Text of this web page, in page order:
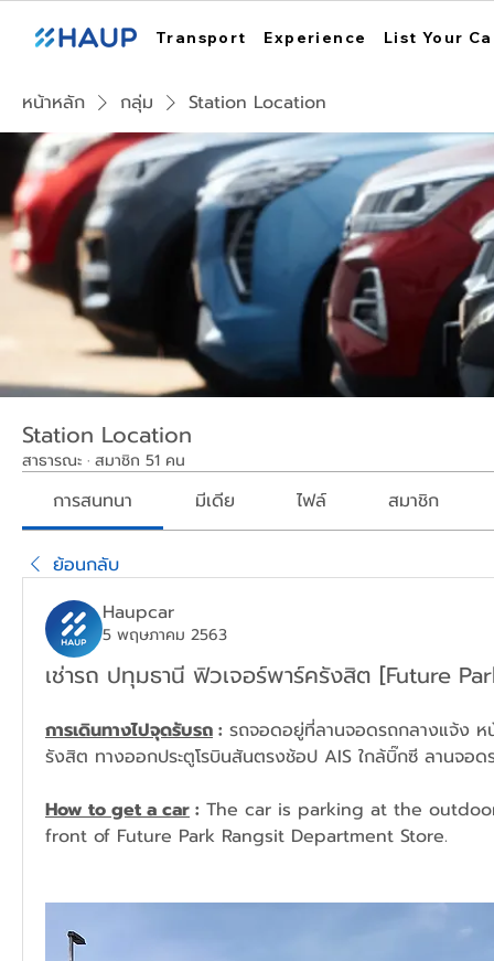
Transport Experience List Your
หน้าหลัก กลุ่ม Station Location
Station Location
สาธารณะ · สมาชิก 51 คน
การสนทนา มีเดีย ไฟล์ สมาชิก
ย้อนกลับ
Haupcar
5 พฤษภาคม 2563
เช่ารถ ปทุมธานี ฟิวเจอร์พาร์ครังสิต [Future
การเดินทางไปจุดรับรถ : รถจอดอยู่ที่ลานจอดรถกลางแจ้ง ห
รังสิต ทางออกประตูโรบินสันตรงช้อป AIS ใกล้บิ๊กซี ลานจอ
How to get a car : The car is parking at the
front of Future Park Rangsit Department Store.